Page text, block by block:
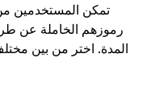
رموزهم الخاملة عن
المدة. اختر من بين مختلف